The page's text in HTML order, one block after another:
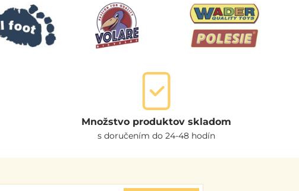
Množstvo produktov skladom
s doručením do 24-48 hodín